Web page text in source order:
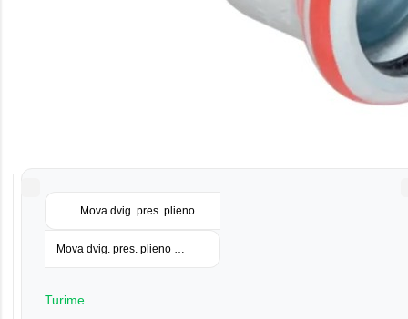
Mova dvig. pres. plieno 28x28 22005
Mova dvig. pres. plieno 42x42 22007
Turime